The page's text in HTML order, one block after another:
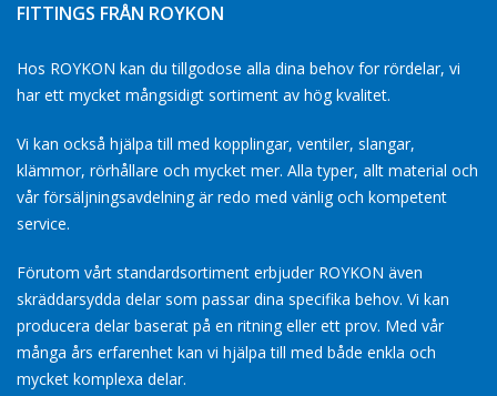
FITTINGS FRÅN ROYKON
Hos ROYKON kan du tillgodose alla dina behov for rördelar, vi
har ett mycket mångsidigt sortiment av hög kvalitet.
Vi kan också hjälpa till med kopplingar, ventiler, slangar,
klämmor, rörhållare och mycket mer. Alla typer, allt material och
vår försäljningsavdelning är redo med vänlig och kompetent
service.
Förutom vårt standardsortiment erbjuder ROYKON även
skräddarsydda delar som passar dina specifika behov. Vi kan
producera delar baserat på en ritning eller ett prov. Med vår
många års erfarenhet kan vi hjälpa till med både enkla och
mycket komplexa delar.